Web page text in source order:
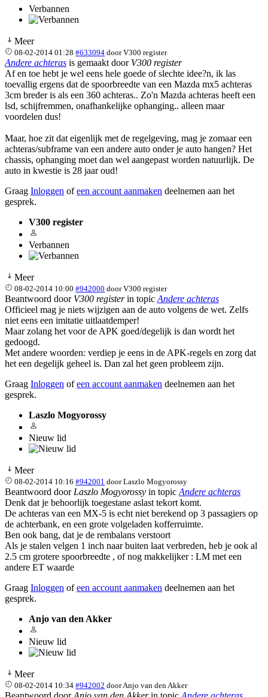
Verbannen
Meer
08-02-2014 01:28 #633094 doorV300 register
Andere achteras is gemaakt door V300 register
Af en toe hebt je wel eens hele goede of slechte idee?n, ik las
toevallig ergens dat de spoorbreedte van een Mazda mx5 achteras
3cm breder is als een 360 achteras.. Zo'n Mazda achteras heeft een
lsd, schijfremmen, onafhankelijke ophanging.. alleen maar
voordelen dus!
Maar, hoe zit dat eigenlijk met de regelgeving, mag je zomaar een
achteras/subframe van een andere auto onder je auto hangen? Het
chassis, ophanging moet dan wel aangepast worden natuurlijk. De
auto in kwestie is 28 jaar oud!
Graag Inloggen ofeen account aanmaken deelnemen aan het
gesprek.
V300 register
Verbannen
Meer
08-02-2014 10:00 #942000 doorV300 register
Beantwoord door V300 registerin topic Andere achteras
Officieel mag je niets wijzigen aan de auto volgens de wet. Zelfs
niet eens een imitatie uitlaatdemper!
Maar zolang het voor de APK goed/degelijk is dan wordt het
gedoogd.
Met andere woorden: verdiep je eens in de APK-regels en zorg dat
het een degelijk geheel is. Dan zal het geen probleem zijn.
Graag Inloggen ofeen account aanmaken deelnemen aan het
gesprek.
Laszlo Mogyorossy
Nieuw lid
Meer
08-02-2014 10:16 #942001 doorLaszlo Mogyorossy
Beantwoord door Laszlo Mogyorossy in topic Andere achteras
Denk dat je behoorlijk toegestane aslast tekort komt.
De achteras van een MX-5 is echt niet berekend op 3 passagiers op
de achterbank, en een grote volgeladen kofferruimte.
Ben ook bang, dat je de rembalans verstoort
Als je stalen velgen 1 inch naar buiten laat verbreden, heb je ook al
2.5 cm grotere spoorbreedte , of nog makkelijker : LM met een
andere ET waarde
Graag Inloggen ofeen account aanmaken deelnemen aan het
gesprek.
Anjo van den Akker
Nieuw lid
Meer
08-02-2014 10:34 #942002 doorAnjo van den Akker